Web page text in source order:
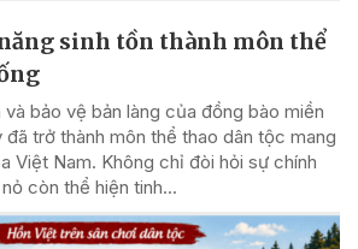
sinh tồn thành môn thể
bảo vệ bản làng của đồng bào miền
đã trở thành môn thể thao dân tộc mang
Việt Nam. Không chỉ đòi hỏi sự chính
còn thể hiện tinh...